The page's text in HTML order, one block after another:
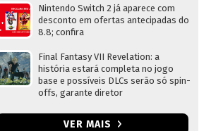
Nintendo Switch 2 já aparece com
desconto em ofertas antecipadas do
8.8; confira
Final Fantasy VII Revelation: a
história estará completa no jogo
base e possíveis DLCs serão só spin-
offs, garante diretor
VER MAIS